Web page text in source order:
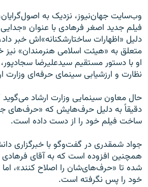
وب‌سایت جهان‌نیوز، نزدیک به
فیلم جدید اصغر فرهادی با عنوان
دلیل «اظهارات ساختارشکنانه»اش خبر
متعلق به «هیئت اسلامی هنرمندان» نیز
او با دستور مستقیم سیدعلیرضا
نظارت و ارزشیابی سینمای حرفه‌ای
حال معاون سینمایی وزارت ارشاد
دقیقاً به دلیل حرف‌هایش که «حرف‌های
ساخت فیلم خود را از دست داده است.
جواد شمقدری در گفت‌وگو با خبرگزاری
همچنین افزوده است که به آقای
شده تا «حرف‌های‌شان را اصلاح کنند»،
خود را پس نگرفته است.